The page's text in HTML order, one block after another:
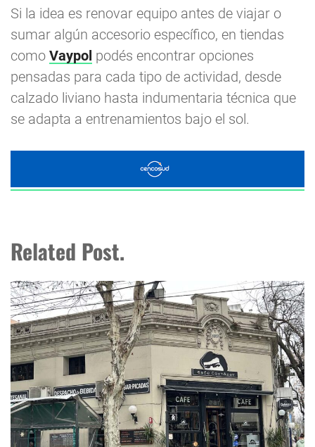
Si la idea es renovar equipo antes de viajar o
sumar algún accesorio específico, en tiendas
como Vaypol podés encontrar opciones
pensadas para cada tipo de actividad, desde
calzado liviano hasta indumentaria técnica que
se adapta a entrenamientos bajo el sol.
Related Post.